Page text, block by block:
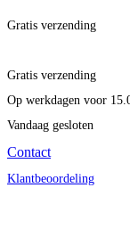
Gratis verzending
Gratis verzending
Op werkdagen voor
Vandaag gesloten
Contact
Klantbeoordeling